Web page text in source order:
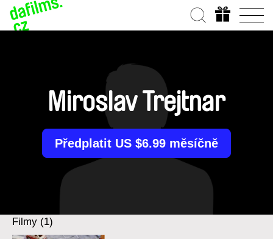
Miroslav Trejtnar
Předplatit US $6.99 měsíčně
Filmy (1)